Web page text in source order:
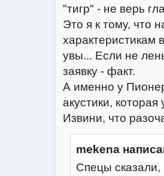
"тигр" - не верь
Это я к тому, что
характеристикам
увы... Если не
заявку - факт.
А именно у
акустики, которая
Извини, что
mekena
Спецы сказали,